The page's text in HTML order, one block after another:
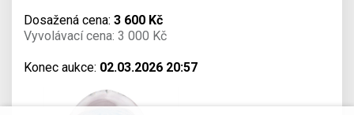
Dosažená cena: 3 600 Kč
Vyvolávací cena: 3 000 Kč
Konec aukce: 02.03.2026 20:57